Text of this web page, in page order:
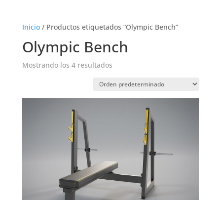
Inicio/ Productos etiquetados “Olympic Bench”
Olympic Bench
Mostrando los 4 resultados